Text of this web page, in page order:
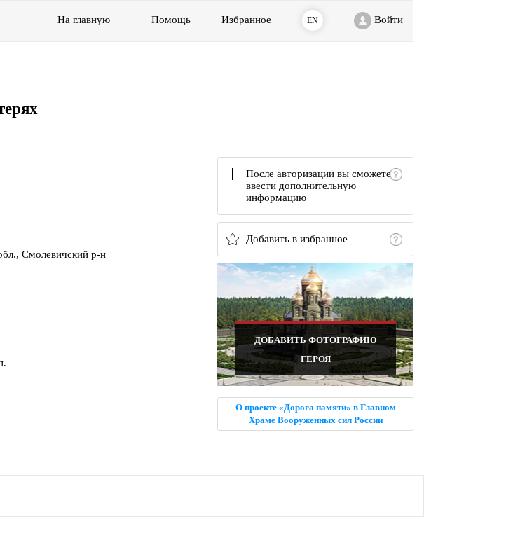
На главную Помощь Избранное EN Войти
После авторизации вы сможете
ввести дополнительную
информацию
Добавить в избранное
ДОБАВИТЬ ФОТОГРАФИЮ
ГЕРОЯ
О проекте «Дорога памяти» в Главном
Храме Вооруженных сил России
Смолевичский р-н